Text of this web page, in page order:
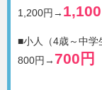
1,200円→
■小人（4歳～中学
800円→ 700円